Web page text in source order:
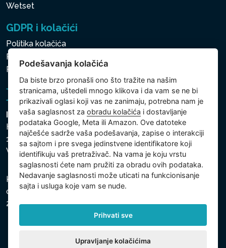
Wetset
GDPR i kolačići
Politika kolačića
Politika zaštite ličnih i drugih obrađivanih podataka
Politika kolačića
Intex Trading, s.r.o.
Hradecká 2526/3
130 00 Praha 3
Vinohrady - Česká republika
Kompanija je registrovana u Opštinskom sudu u Pragu,
odeljak C, uložak 74759, Identifikacioni broj kompanije:
26150808, Poreski identifikacioni broj: CZ26150808.
Podešavanja kolačića
Da biste brzo pronašli ono što tražite na našim
stranicama, uštedeli mnogo klikova i da vam se ne bi
prikazivali oglasi koji vas ne zanimaju, potrebna nam je
vaša saglasnost zaobradu kolačića i dostavljanje
podataka Google, Meta ili Amazon. Ove datoteke
najčešće sadrže vaša podešavanja, zapise o interakciji
sa sajtom i pre svega jedinstvene identifikatore koji
identifikuju vaš pretraživač. Na vama je koju vrstu
saglasnosti ćete nam pružiti za obradu ovih podataka.
Nedavanje saglasnosti može uticati na funkcionisanje
sajta i usluga koje vam se nude.
Prihvati sve
Upravljanje kolačićima